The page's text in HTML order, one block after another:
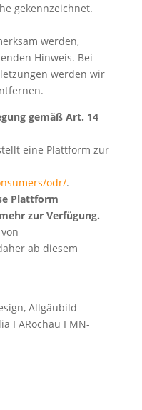
gekennzeichnet.
werden,
Hinweis. Bei
werden wir
gemäß Art. 14
eine Plattform zur
odr/.
Plattform
zur Verfügung.
ab diesem
Allgäubild
I ARochau I MN-